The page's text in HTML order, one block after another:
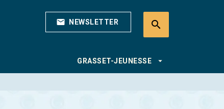
mail NEWSLETTER search
GRASSET-JEUNESSE arrow_drop_down